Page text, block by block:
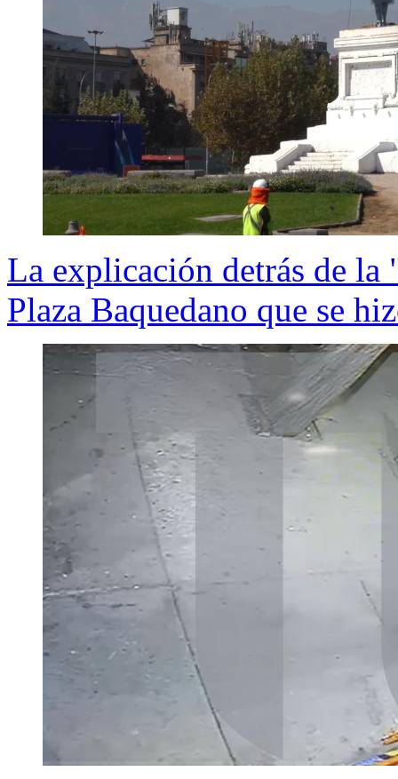
La explicación detrás de la
Plaza Baquedano que se